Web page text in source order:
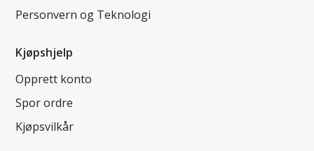
Personvern og Teknologi
Kjøpshjelp
Opprett konto
Spor ordre
Kjøpsvilkår